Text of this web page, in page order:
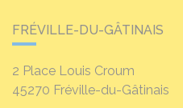
FRÉVILLE-DU-GÂTINAIS
2 Place Louis Croum
45270 Fréville-du-Gâtinais